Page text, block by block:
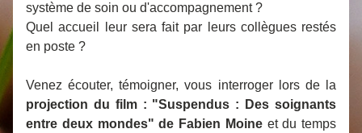
système de soin ou d'accompagnement ?
Quel accueil leur sera fait par leurs collègues restés
en poste ?
projection du film : "Suspendus :
Des soignants
entre deux mondes" de Fabien Moine et du temps